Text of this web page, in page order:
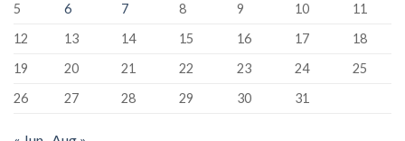
5
6 7 8 9 10
11
12
13 14 15 16 17
18
19
20 21 22 23 24
25
26
27 28 29 30 31